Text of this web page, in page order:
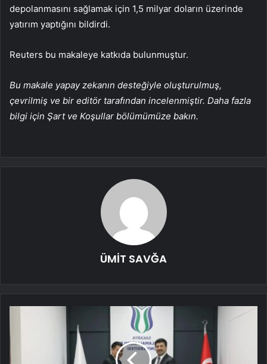
depolanmasını sağlamak için 1,5 milyar doların üzerinde
yatırım yaptığını bildirdi.
Reuters bu makaleye katkıda bulunmuştur.
Bu makale yapay zekanın desteğiyle oluşturulmuş,
çevrilmiş ve bir editör tarafından incelenmiştir. Daha fazla
bilgi için Şart ve Koşullar bölümümüze bakın.
ÜMİT SAVĞA